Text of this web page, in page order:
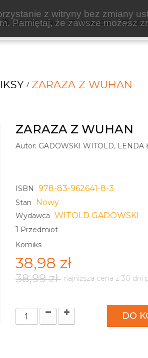
z witryny bez zmiany
Pamiętaj, że zawsze możesz
BESTSELLERY WAKACJE
ZARAZA Z WUHAN
ZARAZA Z WUHAN
Autor: GADOWSKI WITOLD, LENDA
ISBN 978-83-962641-8-3
Stan Nowy
Wydawca WITOLD GADOWSKI
1 Przedmiot
Komiks
38,98 zł
38,99 zł najniższa cena z 30 dni
DO